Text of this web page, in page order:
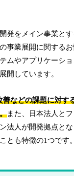
発をメイン事業と
事業展開に関する
ムやアプリケーシ
開しています。
善などの課題に対す
また、日本法人と
法人が開発拠点と
とも特徴の1つです。